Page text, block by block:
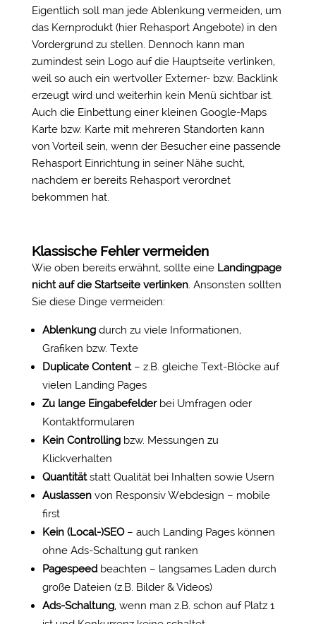
Eigentlich soll man jede Ablenkung vermeiden, um
das Kernprodukt (hier Rehasport Angebote) in den
Vordergrund zu stellen. Dennoch kann man
zumindest sein Logo auf die Hauptseite verlinken,
weil so auch ein wertvoller Externer- bzw. Backlink
erzeugt wird und weiterhin kein Menü sichtbar ist.
Auch die Einbettung einer kleinen Google-Maps
Karte bzw. Karte mit mehreren Standorten kann
von Vorteil sein, wenn der Besucher eine passende
Rehasport Einrichtung in seiner Nähe sucht,
nachdem er bereits Rehasport verordnet
bekommen hat.
Klassische Fehler vermeiden
Wie oben bereits erwähnt, sollte eine Landingpage
nicht auf die Startseite verlinken. Ansonsten sollten
Sie diese Dinge vermeiden:
Ablenkungdurch zu viele Informationen,
Grafiken bzw. Texte
Duplicate Content– z.B. gleiche Text-Blöcke auf
vielen Landing Pages
Zu lange Eingabefelderbei Umfragen oder
Kontaktformularen
Kein Controllingbzw. Messungen zu
Klickverhalten
Quantitätstatt Qualität bei Inhalten sowie Usern
Auslassenvon Responsiv Webdesign – mobile
first
Kein (Local-)SEO– auch Landing Pages können
ohne Ads-Schaltung gut ranken
Pagespeedbeachten – langsames Laden durch
große Dateien (z.B. Bilder & Videos)
Ads-Schaltung, wenn man z.B. schon auf Platz 1